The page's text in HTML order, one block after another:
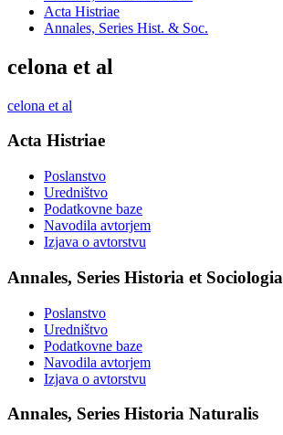
Acta Histriae
Annales, Series Hist. & Soc.
celona et al
celona et al
Acta Histriae
Poslanstvo
Uredništvo
Podatkovne baze
Navodila avtorjem
Izjava o avtorstvu
Annales, Series Historia et Sociologia
Poslanstvo
Uredništvo
Podatkovne baze
Navodila avtorjem
Izjava o avtorstvu
Annales, Series Historia Naturalis